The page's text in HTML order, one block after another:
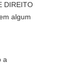
DIREITO
algum
a